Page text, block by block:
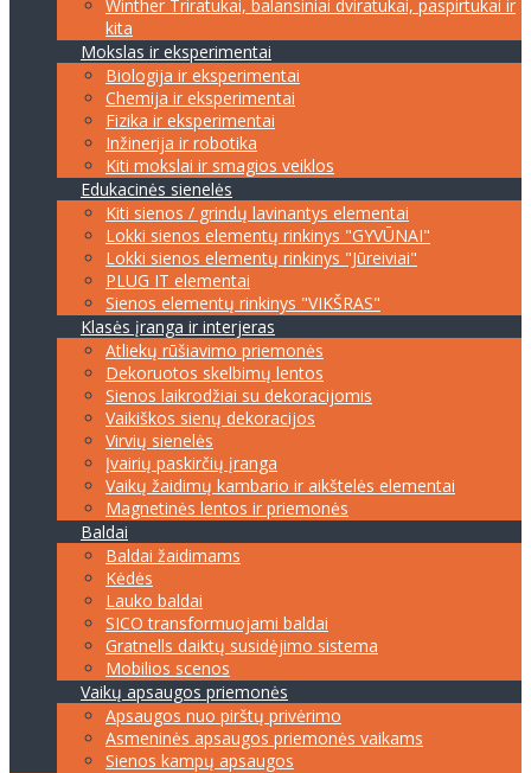
Winther Triratukai, balansiniai dviratukai, paspirtukai ir
kita
Mokslas ir eksperimentai
Biologija ir eksperimentai
Chemija ir eksperimentai
Fizika ir eksperimentai
Inžinerija ir robotika
Kiti mokslai ir smagios veiklos
Edukacinės sienelės
Kiti sienos / grindų lavinantys elementai
Lokki sienos elementų rinkinys "GYVŪNAI"
Lokki sienos elementų rinkinys "Jūreiviai"
PLUG IT elementai
Sienos elementų rinkinys "VIKŠRAS"
Klasės įranga ir interjeras
Atliekų rūšiavimo priemonės
Dekoruotos skelbimų lentos
Sienos laikrodžiai su dekoracijomis
Vaikiškos sienų dekoracijos
Virvių sienelės
Įvairių paskirčių įranga
Vaikų žaidimų kambario ir aikštelės elementai
Magnetinės lentos ir priemonės
Baldai
Baldai žaidimams
Kėdės
Lauko baldai
SICO transformuojami baldai
Gratnells daiktų susidėjimo sistema
Mobilios scenos
Vaikų apsaugos priemonės
Apsaugos nuo pirštų privėrimo
Asmeninės apsaugos priemonės vaikams
Sienos kampų apsaugos